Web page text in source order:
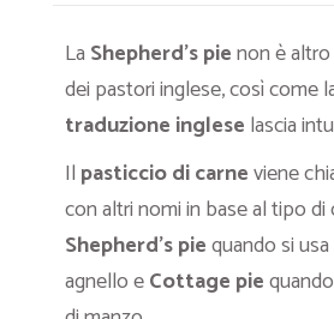
La Shepherd’s pienon è
dei pastori inglese, così come
traduzione inglese lascia
Il pasticcio di carneviene
con altri nomi in base al tipo di
Shepherd’s piequando si
agnello eCottage pie